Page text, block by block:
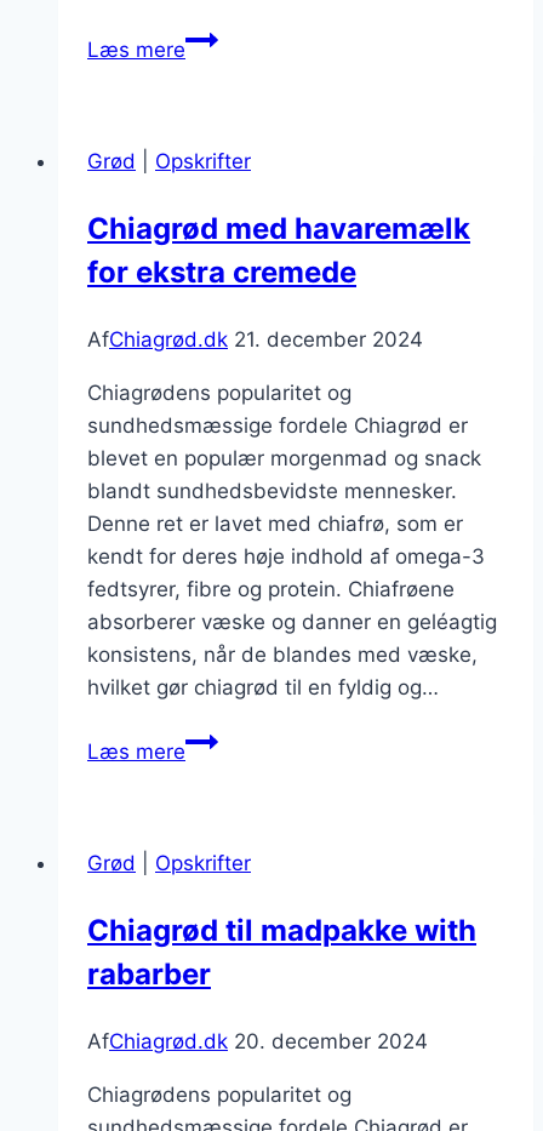
Læs mereChiagrød
til
kost
Grød Opskrifter
Chiagrød med havaremælk
for ekstra cremede
AfChiagrød.dk 21. december 2024
Chiagrødens popularitet og
sundhedsmæssige fordele Chiagrød er
blevet en populær morgenmad og snack
blandt sundhedsbevidste mennesker.
Denne ret er lavet med chiafrø, som er
kendt for deres høje indhold af omega-3
fedtsyrer, fibre og protein. Chiafrøene
absorberer væske og danner en geléagtig
konsistens, når de blandes med væske,
hvilket gør chiagrød til en fyldig og…
Læs mereChiagrød
ekstra
Grød Opskrifter
Chiagrød til madpakke with
rabarber
AfChiagrød.dk 20. december 2024
Chiagrødens popularitet og